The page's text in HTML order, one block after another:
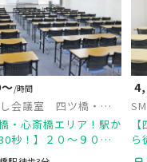
/時間
会議室 四ツ橋・近
橋・心斎橋エリア！駅か
秒！】２０～９０名
料備品も多数！同ビル
ら